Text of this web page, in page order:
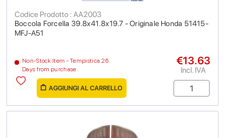
Boccola Forcella 39.8x41.8x19.7 - Originale Honda 51415-
MFJ-A51
Codice Prodotto : AA2003
Non-Stock Item - Tempistica 26
Days from purchase
€13.63
Incl. IVA
AGGIUNGI AL CARRELLO